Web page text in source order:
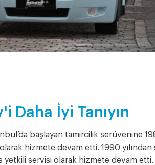
Daha İyi Tanıyın
başlayan tamircilik serüvenine
hizmete devam etti. 1990 yılından
yetkili servisi olarak hizmete devam